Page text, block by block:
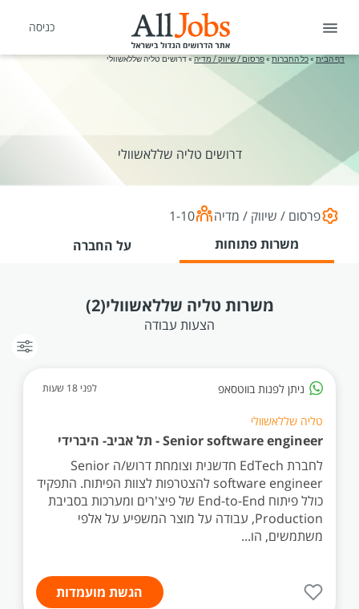
כניסה
דף הבית »כל החברות »פרסום / שיווק / מדיה»דרושים טליה שללאשוולי
דרושים טליה שללאשוולי
פרסום / שיווק / מדיה
1-10
משרות פתוחות
על החברה
משרות טליה שללאשוולי(2)
הצעות עבודה
ניתן לפנות בווטסאפ לפני 18 שעות
טליה שללאשוולי
Senior software engineer - תל אביב- היברידי
לחברת EdTech חדשנית וצומחת דרוש/ה Senior
software engineer להצטרפות לצוות הפיתוח. התפקיד
כולל פיתוח End-to-End של פיצ'רים ומערכות בסביבת
Production, עבודה על מוצר המשפיע על אלפי
משתמשים, הו...
הגשת מועמדות